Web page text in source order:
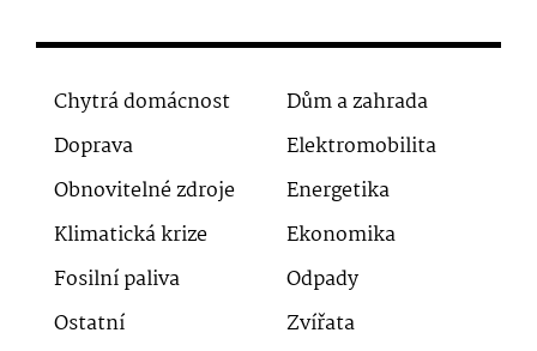
Chytrá domácnost
Dům a zahrada
Doprava
Elektromobilita
Obnovitelné zdroje
Energetika
Klimatická krize
Ekonomika
Fosilní paliva
Odpady
Ostatní
Zvířata